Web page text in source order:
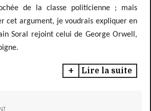
de la classe politicienne ; mais
cet argument, je voudrais expliquer en
Soral rejoint celui de George Orwell,
Lire la suite